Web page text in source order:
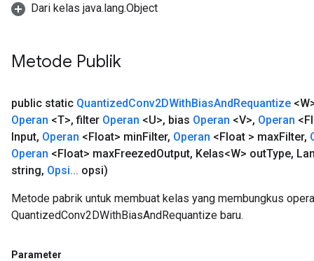
Dari kelas java.lang.Object
Metode Publik
public static QuantizedConv2DWithBiasAndRequantize
Operan <T>, filter Operan <U>, bias Operan <V>, Operan
Input, Operan <Float> minFilter, Operan <Float > maxFilter,
Operan <Float> maxFreezedOutput, Kelas<W> outType,
string, Opsi... opsi)
Metode pabrik untuk membuat kelas yang membungkus
QuantizedConv2DWithBiasAndRequantize baru.
Parameter